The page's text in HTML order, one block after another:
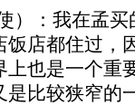
）：我在孟
店都住过，
也是一个重
比较狭窄的